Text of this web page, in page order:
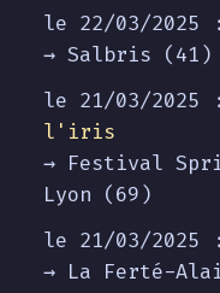
le 22/03/2025
→ Salbris (41)
le 21/03/2025
l'iris
→ Festival
Lyon (69)
le 21/03/2025
→ La Ferté-